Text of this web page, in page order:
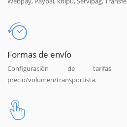
Formas de envío
Configuración de
precio/volumen/transportista.